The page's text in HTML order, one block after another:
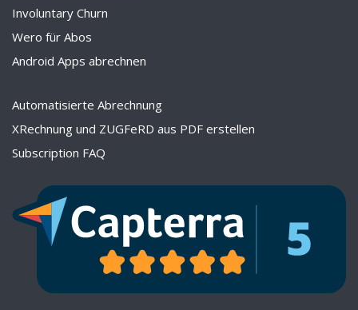
Involuntary Churn
Wero für Abos
Android Apps abrechnen
Automatisierte Abrechnung
XRechnung und ZUGFeRD aus PDF erstellen
Subscription FAQ